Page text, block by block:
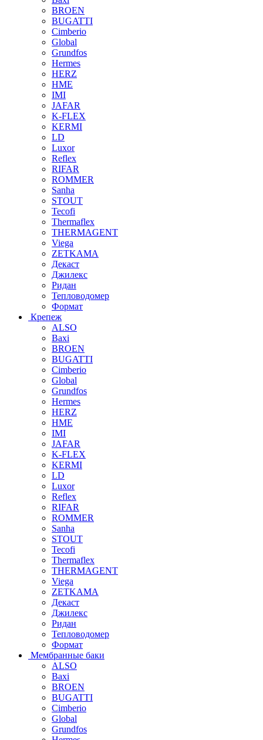
BROEN
BUGATTI
Cimberio
Global
Grundfos
Hermes
HERZ
HME
IMI
JAFAR
K-FLEX
KERMI
LD
Luxor
Reflex
RIFAR
ROMMER
Sanha
STOUT
Tecofi
Thermaflex
THERMAGENT
Viega
ZETKAMA
Декаст
Джилекс
Ридан
Тепловодомер
Формат
Крепеж
ALSO
Baxi
BROEN
BUGATTI
Cimberio
Global
Grundfos
Hermes
HERZ
HME
IMI
JAFAR
K-FLEX
KERMI
LD
Luxor
Reflex
RIFAR
ROMMER
Sanha
STOUT
Tecofi
Thermaflex
THERMAGENT
Viega
ZETKAMA
Декаст
Джилекс
Ридан
Тепловодомер
Формат
Мембранные баки
ALSO
Baxi
BROEN
BUGATTI
Cimberio
Global
Grundfos